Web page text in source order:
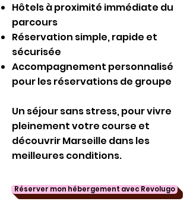
Hôtels à proximité immédiate du
parcours
Réservation simple, rapide et
sécurisée
Accompagnement personnalisé
pour les réservations de groupe
Un séjour sans stress, pour vivre
pleinement votre course et
découvrir Marseille dans les
meilleures conditions.
Réserver mon hébergement avec Revolugo